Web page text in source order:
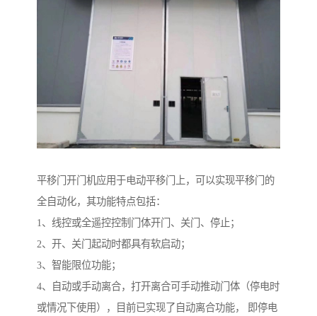
平移门开门机应用于电动平移门上，可以实现平移门的
全自动化，其功能特点包括：
1、线控或全遥控控制门体开门、关门、停止；
2、开、关门起动时都具有软启动；
3、智能限位功能；
4、自动或手动离合，打开离合可手动推动门体（停电时
或情况下使用），目前已实现了自动离合功能， 即停电